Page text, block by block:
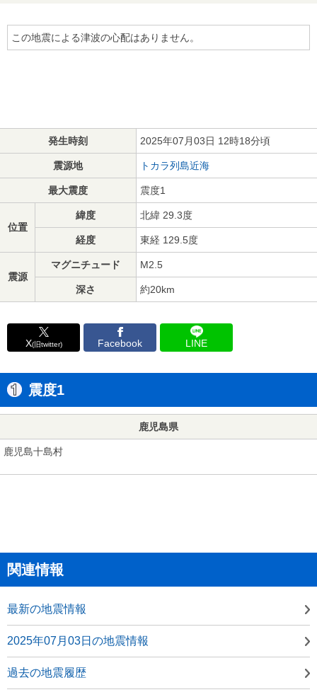
この地震による津波の心配はありません。
発生時刻 2025年07月03日 12時18分頃
震源地 トカラ列島近海
最大震度 震度1
位置
緯度 北緯 29.3度
経度 東経 129.5度
震源
マグニチュード M2.5
深さ 約20km
X(旧twitter) Facebook LINE
震度1
鹿児島県
鹿児島十島村
関連情報
最新の地震情報
2025年07月03日の地震情報
過去の地震履歴